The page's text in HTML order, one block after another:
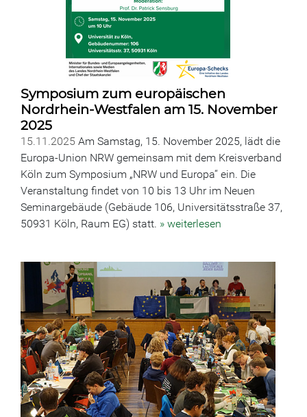
Symposium zum europäischen
Nordrhein-Westfalen am 15. November
2025
15.11.2025 Am Samstag, 15. November 2025, lädt die
Europa-Union NRW gemeinsam mit dem Kreisverband
Köln zum Symposium „NRW und Europa“ ein. Die
Veranstaltung findet von 10 bis 13 Uhr im Neuen
Seminargebäude (Gebäude 106, Universitätsstraße 37,
50931 Köln, Raum EG) statt. » weiterlesen